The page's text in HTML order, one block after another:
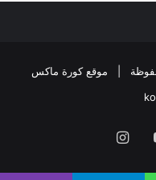
موقع كورة ماكس
يوتيوب